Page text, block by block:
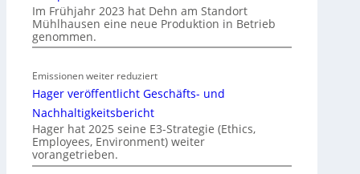
w
i
s
c
h
a
f
g
r
d
e
Im Frühjahr 2023 hat Dehn am Standort
Mühlhausen eine neue Produktion in Betrieb
genommen.
Emissionen weiter reduziert
Hager veröffentlicht Geschäfts- und
Nachhaltigkeitsbericht
Hager hat 2025 seine E3-Strategie (Ethics,
Employees, Environment) weiter
vorangetrieben.